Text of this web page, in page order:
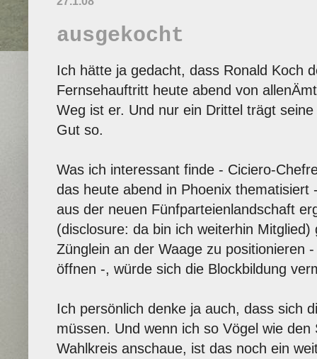
ausgekocht
Ich hätte ja gedacht, dass Ronald Koch
Fernsehauftritt heute abend von
Weg ist er. Und nur ein Drittel trägt
Gut so.
Was ich interessant finde - Ciciero-
das heute abend in Phoenix
aus der neuen Fünfparteienlandschaft
(disclosure: da bin ich weiterhin
Zünglein an der Waage zu positionieren
öffnen -, würde sich die Blockbildung
Ich persönlich denke ja auch, dass sich
müssen. Und wenn ich so Vögel wie
Wahlkreis anschaue, ist das noch ein